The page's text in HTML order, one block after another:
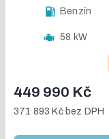
Benzín
58 kW
449 990 Kč
371 893 Kčbez DPH